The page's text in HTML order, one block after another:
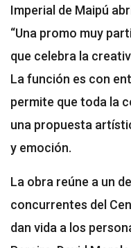
Imperial de Maipú
“Una promo muy
que celebra la
La función es con
permite que toda la
una propuesta
y emoción.
La obra reúne a un
concurrentes del
dan vida a los